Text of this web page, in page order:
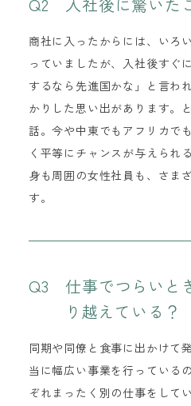
Q2 入社後に驚いた
商社に入ったからには、いろ
っていましたが、入社後すぐ
するなら先進国かな」と言わ
かりした思い出があります。
話。今や中東でもアフリカで
く平等にチャンスが与えられ
身も周囲の女性社員も、さま
す。
Q3 仕事でつらいと
り越えている？
同期や同僚と食事に出かけて
当に幅広い事業を行っている
ぞれまったく別の仕事をして